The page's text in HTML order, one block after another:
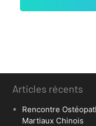
Articles récents
Rencontre
Martiaux Chinois